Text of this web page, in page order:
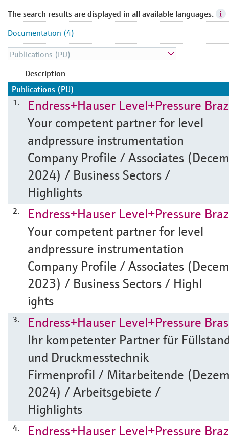
The search results are displayed in all available languages.
Documentation (4)
Description
Publications (PU)
1.
Endress+Hauser Level+Pressure
Your competent partner for level
andpressure instrumentation
Company Profile / Associates
2024) / Business Sectors /
Highlights
2.
Endress+Hauser Level+Pressure
Your competent partner for level
andpressure instrumentation
Company Profile / Associates
2023) / Business Sectors / Highl
ights
3.
Endress+Hauser Level+Pressure
Ihr kompetenter Partner für
und Druckmesstechnik
Firmenprofil / Mitarbeitende
2024) / Arbeitsgebiete /
Highlights
4.
Endress+Hauser Level+Pressure